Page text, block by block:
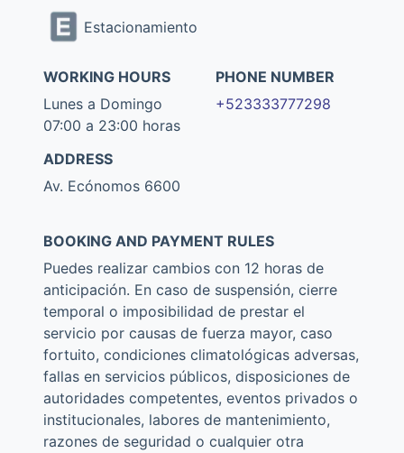
Estacionamiento
WORKING HOURS
Lunes a Domingo
07:00 a 23:00 horas
PHONE NUMBER
+523333777298
ADDRESS
Av. Ecónomos 6600
BOOKING AND PAYMENT RULES
Puedes realizar cambios con 12 horas de
anticipación. En caso de suspensión, cierre
temporal o imposibilidad de prestar el
servicio por causas de fuerza mayor, caso
fortuito, condiciones climatológicas adversas,
fallas en servicios públicos, disposiciones de
autoridades competentes, eventos privados o
institucionales, labores de mantenimiento,
razones de seguridad o cualquier otra